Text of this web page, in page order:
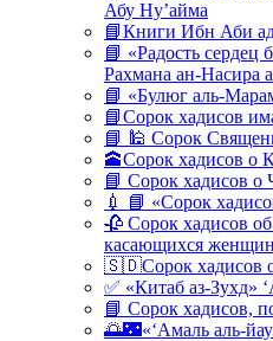
Абу Ну’айма
📘Книги Ибн Аби
📘 «Радость сердец
Рахмана ан-Насира
📘 «Булюг аль-
📘Сорок хадисов
📘 🕌 Сорок
🕋Сорок хадисов о
📘 Сорок хадисов о
💉 📘 «Сорок
🥀 Сорок хадисов
касающихся женщин
🇸🇩Сорок хадисов
✅ «Китаб аз-Зухд»
📘 Сорок хадисов,
🌅🌃«‘Амаль аль-